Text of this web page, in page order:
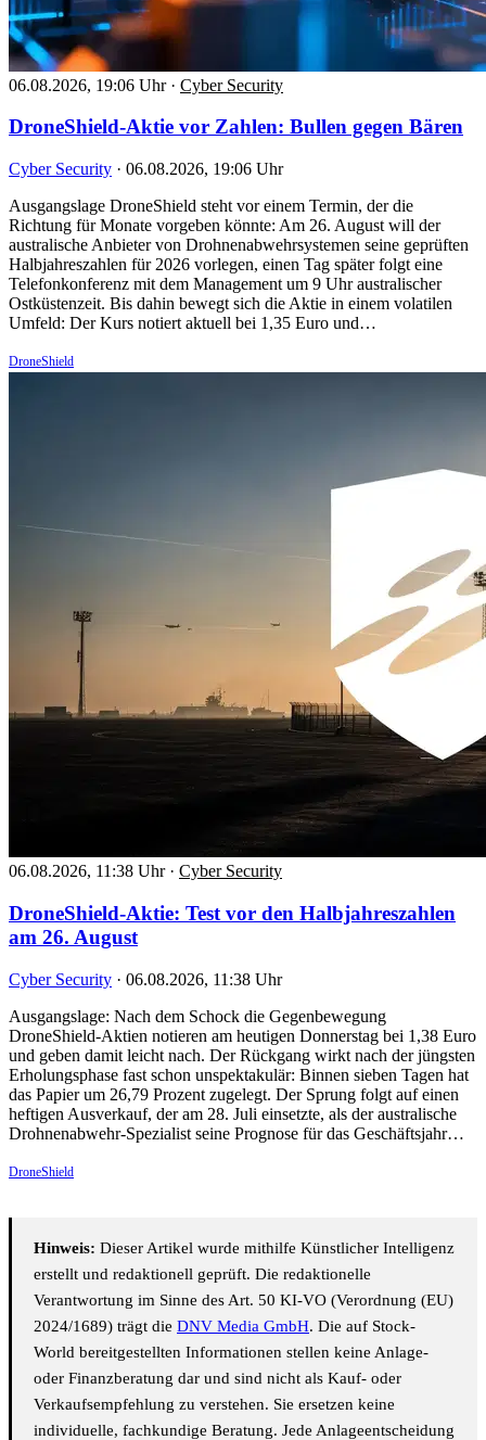
06.08.2026, 19:06 Uhr · Cyber Security
DroneShield-Aktie vor Zahlen: Bullen gegen Bären
Cyber Security · 06.08.2026, 19:06 Uhr
Ausgangslage DroneShield steht vor einem Termin, der die
Richtung für Monate vorgeben könnte: Am 26. August will der
australische Anbieter von Drohnenabwehrsystemen seine geprüften
Halbjahreszahlen für 2026 vorlegen, einen Tag später folgt eine
Telefonkonferenz mit dem Management um 9 Uhr australischer
Ostküstenzeit. Bis dahin bewegt sich die Aktie in einem volatilen
Umfeld: Der Kurs notiert aktuell bei 1,35 Euro und…
DroneShield
06.08.2026, 11:38 Uhr · Cyber Security
DroneShield-Aktie: Test vor den Halbjahreszahlen
am 26. August
Cyber Security · 06.08.2026, 11:38 Uhr
Ausgangslage: Nach dem Schock die Gegenbewegung
DroneShield-Aktien notieren am heutigen Donnerstag bei 1,38 Euro
und geben damit leicht nach. Der Rückgang wirkt nach der jüngsten
Erholungsphase fast schon unspektakulär: Binnen sieben Tagen hat
das Papier um 26,79 Prozent zugelegt. Der Sprung folgt auf einen
heftigen Ausverkauf, der am 28. Juli einsetzte, als der australische
Drohnenabwehr-Spezialist seine Prognose für das Geschäftsjahr…
DroneShield
Hinweis: Dieser Artikel wurde mithilfe Künstlicher Intelligenz
erstellt und redaktionell geprüft. Die redaktionelle
Verantwortung im Sinne des Art. 50 KI-VO (Verordnung (EU)
2024/1689) trägt die DNV Media GmbH. Die auf Stock-
World bereitgestellten Informationen stellen keine Anlage-
oder Finanzberatung dar und sind nicht als Kauf- oder
Verkaufsempfehlung zu verstehen. Sie ersetzen keine
individuelle, fachkundige Beratung. Jede Anlageentscheidung